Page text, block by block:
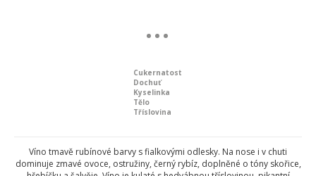
Cukernatost
Dochuť
Kyselinka
Tělo
Tříslovina
Víno tmavě rubínové barvy s fialkovými odlesky. Na nose i v chuti
dominuje zmavé ovoce, ostružiny, černý rybíz, doplněné o tóny skořice,